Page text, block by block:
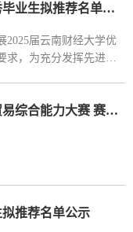
经济学院2025届校级优秀毕业生拟推荐名单公示
2025届云南财经大学优
，为充分发挥先进典
第四届全国大学生数字贸易综合能力大赛 赛事宣讲会
推荐名单公示